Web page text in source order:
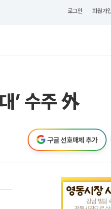
로그인 회원가입
’ 수주 外
구글 선호매체 추가